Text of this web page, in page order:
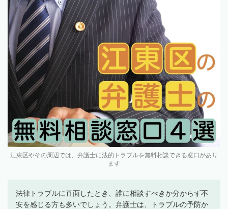
江東区やその周辺では、弁護士に法的トラブルを無料相談できる窓口があり
ます
法律トラブルに直面したとき、誰に相談すべきか分からず不
安を感じる方も多いでしょう。弁護士は、トラブルの予防か